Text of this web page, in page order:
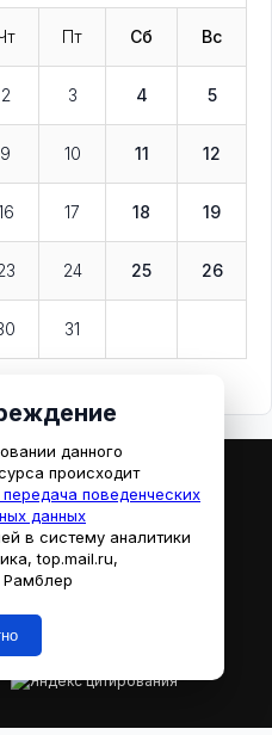
Пт Сб Вс
2 3 4 5
9 10 11 12
17 18 19
24 25 26
31
Кино
данного
происходит
поведенческих
данных
в систему аналитики
top.mail.ru,
Рамблер